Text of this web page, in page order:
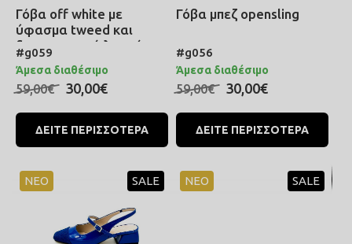
Γόβα off white με
ύφασμα tweed και
διακοσμητικά λουράκια
#g059
Άμεσα διαθέσιμο
59,00€ 30,00€
ΔΕΙΤΕ ΠΕΡΙΣΣΟΤΕΡΑ
Γόβα μπεζ opensling
#g056
Άμεσα διαθέσιμο
59,00€ 30,00€
ΔΕΙΤΕ ΠΕΡΙΣΣΟΤΕΡΑ
ΝΕΟ SALE ΝΕΟ SALE